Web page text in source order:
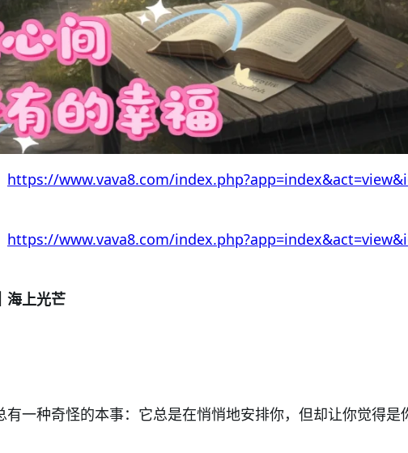
https://www.vava8.com/
https://www.vava8.com/
海上光芒
有一种奇怪的本事：它总是在悄悄地安排你，但却让你觉得是